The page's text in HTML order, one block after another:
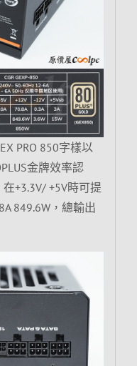
PRO 850字樣以
金牌效率認
+3.3V/ +5V時可提
849.6W，總輸出